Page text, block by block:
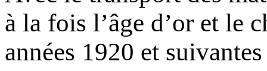
à la fois l’âge d’or et le
années 1920 et